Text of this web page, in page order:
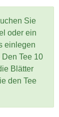
Sie
oder ein
einlegen
Tee 10
Blätter
den Tee